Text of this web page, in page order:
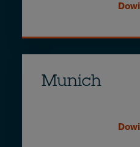
Munich